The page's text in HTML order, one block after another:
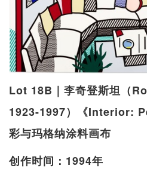
Lot 18B｜李奇登斯坦（
1923-1997）《Interior:
彩与玛格纳涂料画布
创作时间：1994年